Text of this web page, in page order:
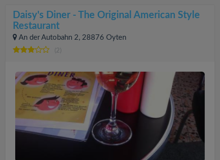
Daisy's Diner - The Original American Style
Restaurant
An der Autobahn 2, 28876 Oyten
(2)